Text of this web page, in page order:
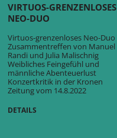
VIRTUOS-GRENZENLOSES
NEO-DUO
Virtuos-grenzenloses Neo-Duo
Zusammentreffen von Manuel
Randi und Julia Malischnig
Weibliches Feingefühl und
männliche Abenteuerlust
Konzertkritik in der Kronen
Zeitung vom 14.8.2022
DETAILS